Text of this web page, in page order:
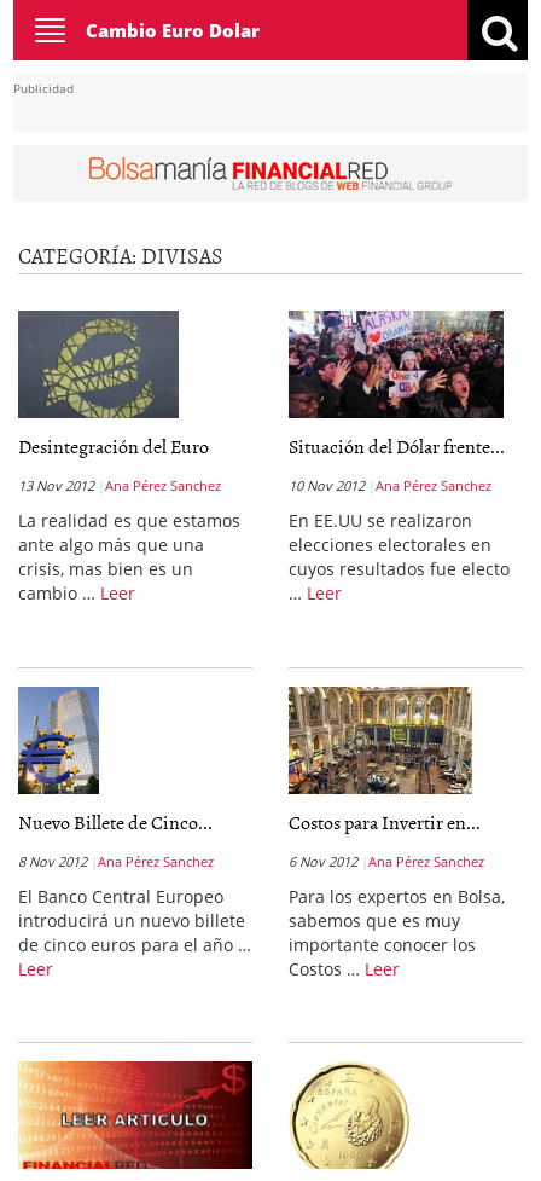
Toggle
navigation
Cambio Euro Dolar
Publicidad
CATEGORÍA: DIVISAS
Desintegración del Euro
13 Nov 2012 Ana Pérez Sanchez
La realidad es que estamos
ante algo más que una
crisis, mas bien es un
cambio … Leer
Situación del Dólar frente...
10 Nov 2012 Ana Pérez Sanchez
En EE.UU se realizaron
elecciones electorales en
cuyos resultados fue electo
… Leer
Nuevo Billete de Cinco...
8 Nov 2012 Ana Pérez Sanchez
El Banco Central Europeo
introducirá un nuevo billete
de cinco euros para el año …
Leer
Costos para Invertir en...
6 Nov 2012 Ana Pérez Sanchez
Para los expertos en Bolsa,
sabemos que es muy
importante conocer los
Costos … Leer